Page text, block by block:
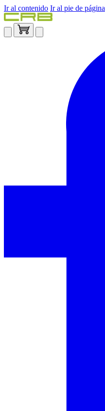
Ir al contenido Ir al pie de página